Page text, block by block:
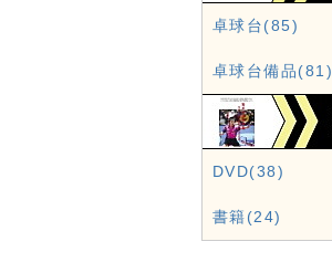
卓球台(85)
卓球台備品(81)
DVD(38)
書籍(24)